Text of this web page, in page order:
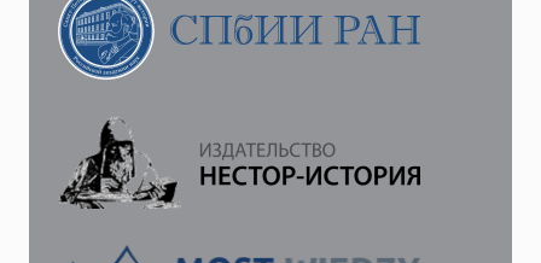
И
ВОЗНИКНОВЕНИЕ
В
РОССИЙСКОЙ
ИМПЕРИИ